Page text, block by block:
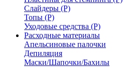
Слайдеры (Р)
Топы (Р)
Уходовые средства (Р)
Расходные материалы
Апельсиновые палочки
Депиляция
Маски/Шапочки/Бахилы